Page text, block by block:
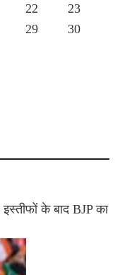
22
23
29 30
के बाद BJP का